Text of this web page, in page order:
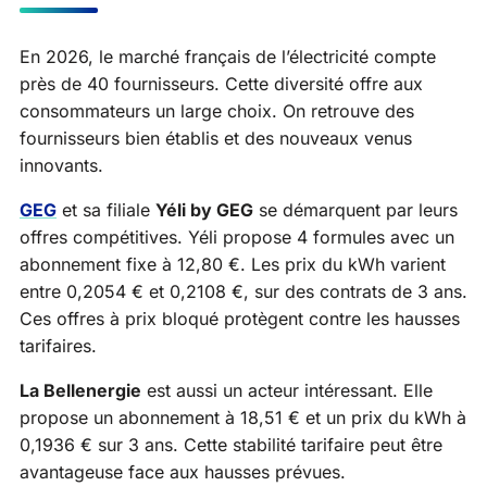
En 2026, le marché français de l’électricité compte
près de 40 fournisseurs. Cette diversité offre aux
consommateurs un large choix. On retrouve des
fournisseurs bien établis et des nouveaux venus
innovants.
GEG et sa filiale Yéli by GEG se démarquent par leurs
offres compétitives. Yéli propose 4 formules avec un
abonnement fixe à 12,80 €. Les prix du kWh varient
entre 0,2054 € et 0,2108 €, sur des contrats de 3 ans.
Ces offres à prix bloqué protègent contre les hausses
tarifaires.
La Bellenergie est aussi un acteur intéressant. Elle
propose un abonnement à 18,51 € et un prix du kWh à
0,1936 € sur 3 ans. Cette stabilité tarifaire peut être
avantageuse face aux hausses prévues.